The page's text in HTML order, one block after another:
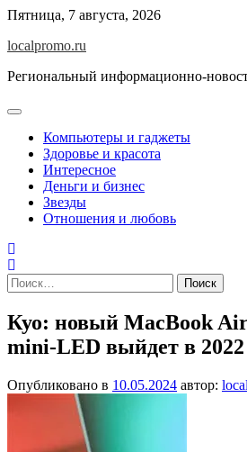
Перейти
содержимому
Пятница, 7 августа, 2026
localpromo.ru
Региональный информационно-
Компьютеры и гаджеты
Здоровье и красота
Интересное
Деньги и бизнес
Звезды
Отношения и любовь
Найти:
Куо: новый MacBook
mini-LED выйдет в 2022
Опубликовано в 10.05.2024 автор: